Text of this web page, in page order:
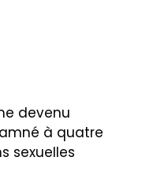
devenu
à quatre
sexuelles